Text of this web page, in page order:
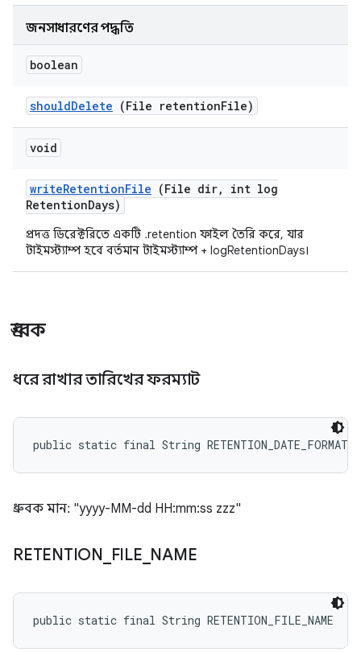
জনসাধারণের পদ্ধতি
boolean
shouldDelete (File retentionFile)
void
writeRetentionFile (File dir,
int log
RetentionDays)
প্রদত্ত ডিরেক্টরিতে একটি .retention ফাইল তৈরি করে, যার
টাইমস্ট্যাম্প হবে বর্তমান টাইমস্ট্যাম্প + logRetentionDays।
ধ্রুবক
ধরে রাখার তারিখের ফরম্যাট
public static final String RETENTION_DATE_FORMAT
ধ্রুবক মান: "yyyy-MM-dd HH:mm:ss zzz"
RETENTION FILE NAME
public static final String RETENTION_FILE_NAME